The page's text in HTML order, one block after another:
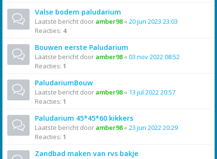
Valse bodem paludarium
Laatste bericht door amber98« 20 jun 2023 23:03
Reacties: 4
Bouwen eerste Paludarium
Laatste bericht door amber98« 03 nov 2022 08:52
Reacties: 1
PaludariumBouw
Laatste bericht door amber98« 13 jul 2022 20:57
Reacties: 1
Paludarium 45*45*60 kikkers
Laatste bericht door amber98« 23 jun 2022 20:29
Reacties: 1
Zandbad maken van rvs bakje